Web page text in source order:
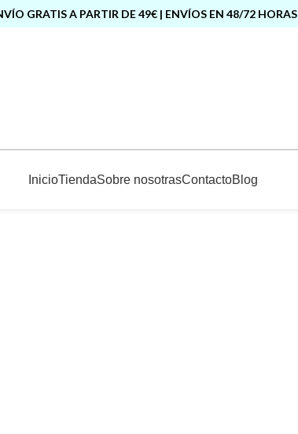
GRATIS A PARTIR DE 49€ | ENVÍOS EN 48/72 HORAS
InicioTiendaSobre nosotrasContactoBlog